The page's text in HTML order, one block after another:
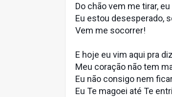
Do chão vem me tirar,
Eu estou desesperado,
Vem me socorrer!
E hoje eu vim aqui pra
Meu coração não tem
Eu não consigo nem
Eu Te magoei até Te